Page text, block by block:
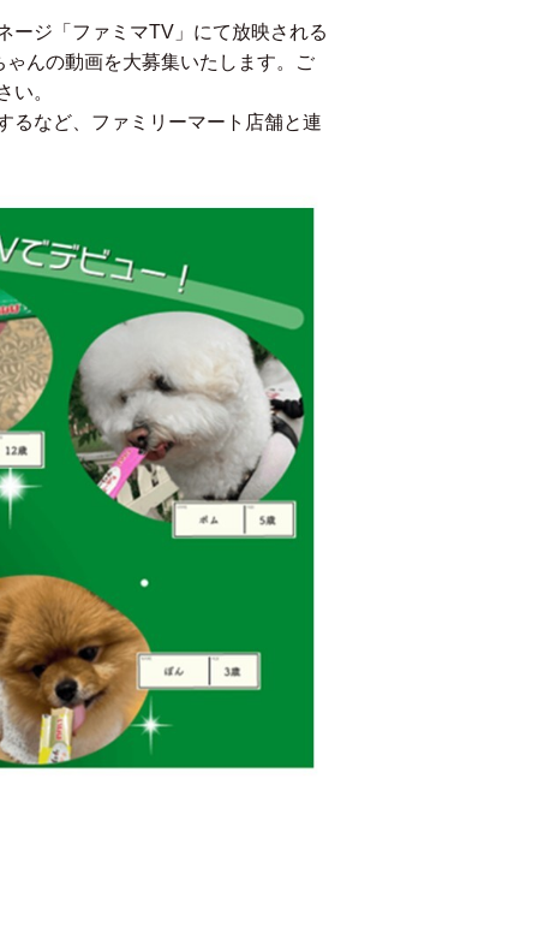
ージ「ファミマTV」にて放映される
んの動画を大募集いたします。ご
い。
るなど、ファミリーマート店舗と連